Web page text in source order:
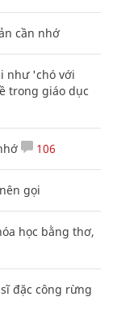
cần nhớ
như 'chó với
trong giáo dục
106
gọi
học bằng thơ,
đặc công rừng